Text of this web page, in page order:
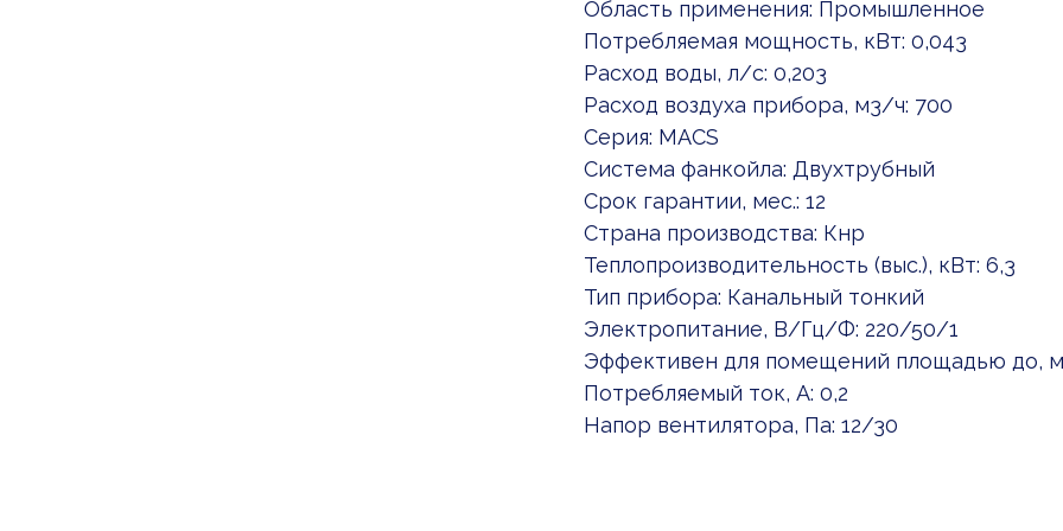
Область применения: Промышленное
Потребляемая мощность, кВт: 0,043
Расход воды, л/с: 0,203
Расход воздуха прибора, м3/ч: 700
Серия: MACS
Система фанкойла: Двухтрубный
Срок гарантии, мес.: 12
Страна производства: Кнр
Теплопроизводительность (выс.), кВт: 6,3
Тип прибора: Канальный тонкий
Электропитание, В/Гц/Ф: 220/50/1
Эффективен для помещений площадью до,
Потребляемый ток, А: 0,2
Напор вентилятора, Па: 12/30